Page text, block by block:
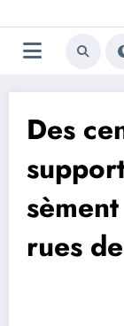
au
contenu
Des
rues